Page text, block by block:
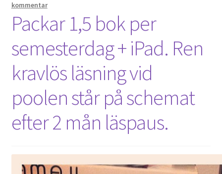
kommentar
Packar 1,5 bok per
semesterdag + iPad. Ren
kravlös läsning vid
poolen står på schemat
efter 2 mån läspaus.